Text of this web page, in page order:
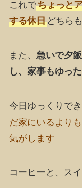
これでちょっと
する休日どちら
また、 急いで夕
し、家事もゆっ
今日ゆっくりで
だ家にいるより
気がします
コーヒーと、ス